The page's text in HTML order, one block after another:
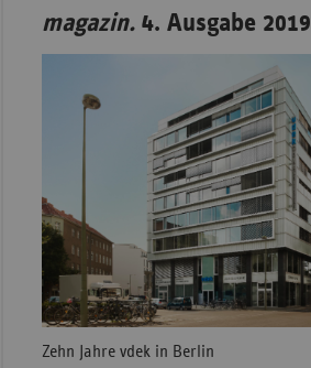
magazin.4. Ausgabe 2019
Zehn Jahre vdek in Berlin